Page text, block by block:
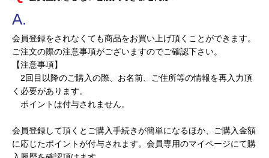
会員登録をされなくても商品をお買い上げ頂くことができます。
ご注文の際の注意事項がございますのでご確認下さい。
【注意事項】
2回目以降のご購入の際、お名前、ご住所等の情報を再入力頂
く必要があります。
ポイントは付与されません。
会員登録して頂くとご購入手続きが簡単になるほか、ご購入金額
に応じたポイントが付与されます。会員専用のマイページにて購